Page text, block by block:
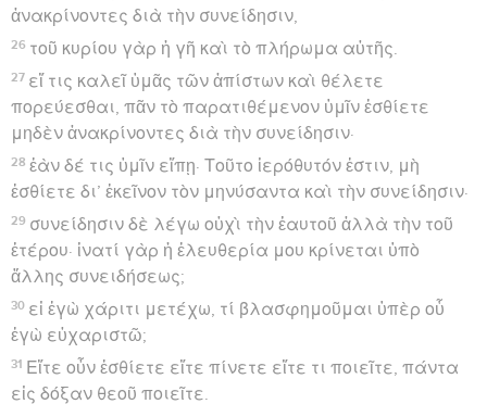
ἀνακρίνοντες διὰ τὴν συνείδησιν,
26 τοῦ κυρίου γὰρ ἡ γῆ καὶ τὸ πλήρωμα αὐτῆς.
27 εἴ τις καλεῖ ὑμᾶς τῶν ἀπίστων καὶ θέλετε
πορεύεσθαι, πᾶν τὸ παρατιθέμενον ὑμῖν ἐσθίετε
μηδὲν ἀνακρίνοντες διὰ τὴν συνείδησιν·
28 ἐὰν δέ τις ὑμῖν εἴπῃ· Τοῦτο ἱερόθυτόν ἐστιν, μὴ
ἐσθίετε δι’ ἐκεῖνον τὸν μηνύσαντα καὶ τὴν συνείδησιν·
29 συνείδησιν δὲ λέγω οὐχὶ τὴν ἑαυτοῦ ἀλλὰ τὴν τοῦ
ἑτέρου· ἱνατί γὰρ ἡ ἐλευθερία μου κρίνεται ὑπὸ
ἄλλης συνειδήσεως;
30 εἰ ἐγὼ χάριτι μετέχω, τί βλασφημοῦμαι ὑπὲρ οὗ
ἐγὼ εὐχαριστῶ;
31 Εἴτε οὖν ἐσθίετε εἴτε πίνετε εἴτε τι ποιεῖτε, πάντα
εἰς δόξαν θεοῦ ποιεῖτε.